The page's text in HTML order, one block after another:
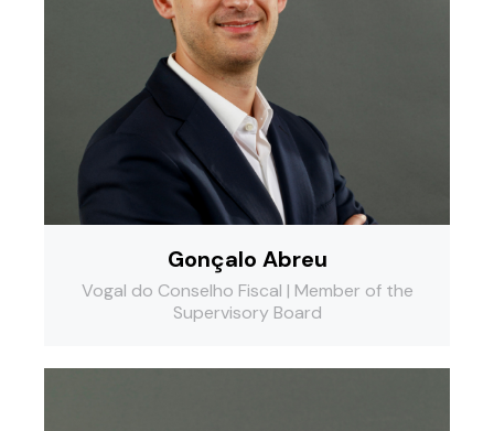
Gonçalo Abreu
Vogal do Conselho Fiscal | Member of the
Supervisory Board